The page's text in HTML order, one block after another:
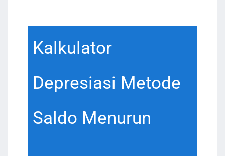
Kalkulator
Depresiasi Metode
Saldo Menurun